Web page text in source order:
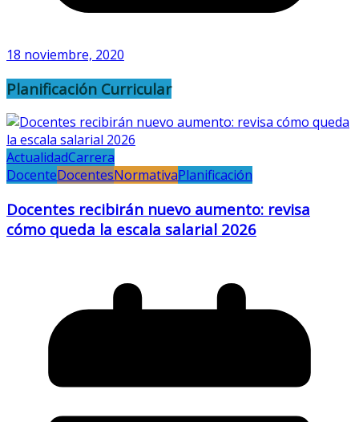
18 noviembre, 2020
Planificación Curricular
ActualidadCarrera
DocenteDocentesNormativaPlanificación
Docentes recibirán nuevo aumento: revisa
cómo queda la escala salarial 2026